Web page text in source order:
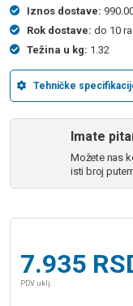
Iznos dostave:
Rok dostave: do 10
Težina u kg: 1.32
Tehničke
Imate
Možete nas
isti broj
7.935
PDV uklj.